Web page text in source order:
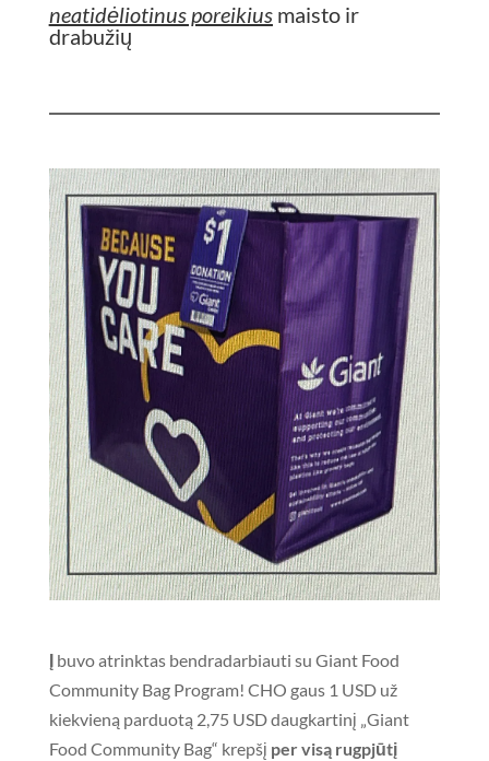
neatidėliotinus poreikiusmaisto ir
drabužių
Į buvo atrinktas bendradarbiauti su Giant Food
Community Bag Program! CHO gaus 1 USD už
kiekvieną parduotą 2,75 USD daugkartinį „Giant
Food Community Bag“ krepšį per visą rugpjūtį